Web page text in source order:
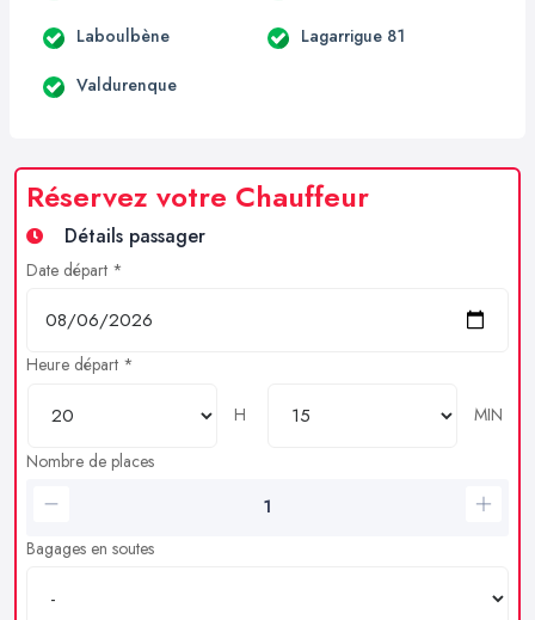
Laboulbène Lagarrigue 81
Valdurenque
Réservez votre Chauffeur
Détails passager
Date départ *
Heure départ *
H
MIN
Nombre de places
Bagages en soutes